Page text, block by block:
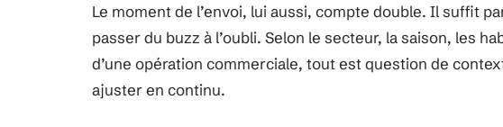
Le moment de l’envoi, lui aussi, compte double. Il suffit
passer du buzz à l’oubli. Selon le secteur, la saison, les
d’une opération commerciale, tout est question de
ajuster en continu.